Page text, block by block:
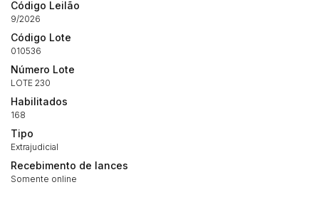
Código Leilão
9/2026
Código Lote
010536
Número Lote
LOTE 230
Habilitados
168
Tipo
Extrajudicial
Recebimento de lances
Somente online
Envie sua Proposta
(Art. 895, CPC)
Histórico de Propostas
Clique aqui para fazer login
propostas